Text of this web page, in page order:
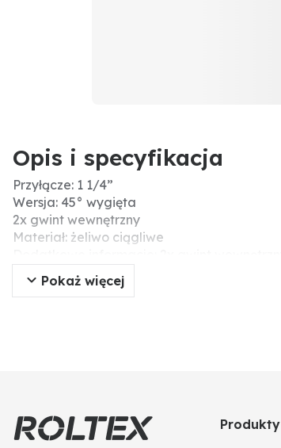
Opis i specyfikacja
Przyłącze: 1 1/4”
Wersja: 45° wygięta
2x gwint wewnętrzny
Materiał: żeliwo ciągliwe
ocynkowana
Pokaż więcej
Produkty